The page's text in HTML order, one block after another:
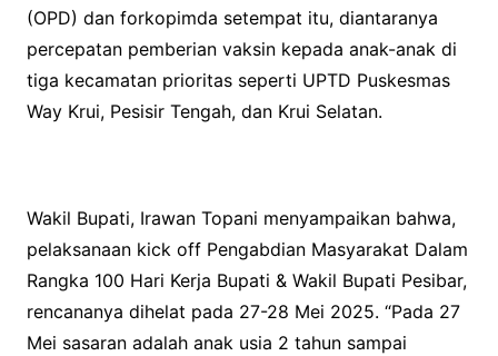
(OPD) dan forkopimda setempat itu, diantaranya
percepatan pemberian vaksin kepada anak-anak di
tiga kecamatan prioritas seperti UPTD Puskesmas
Way Krui, Pesisir Tengah, dan Krui Selatan.
Wakil Bupati, Irawan Topani menyampaikan bahwa,
pelaksanaan kick off Pengabdian Masyarakat Dalam
Rangka 100 Hari Kerja Bupati & Wakil Bupati Pesibar,
rencananya dihelat pada 27-28 Mei 2025. “Pada 27
Mei sasaran adalah anak usia 2 tahun sampai